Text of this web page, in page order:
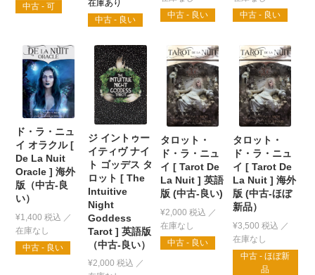
中古 - 可
中古 - 良い 中古 - 良い 中古 - 良い
ド・ラ・ニュ
イ オラクル [
De La Nuit
Oracle ] 海外
版（中古-良
い）
¥1,400 税込
中古 - 良い
ジ イントゥー
イティヴ ナイ
ト ゴッデス タ
ロット [ The
Intuitive
Night
Goddess
Tarot ] 英語版
（中古-良い）
¥2,000 税込
タロット・
ド・ラ・ニュ
イ [ Tarot De
La Nuit ] 英語
版 (中古-良い)
¥2,000 税込
中古 - 良い
タロット・
ド・ラ・ニュ
イ [ Tarot De
La Nuit ] 海外
版 (中古-ほぼ
新品）
¥3,500 税込
中古 - ほぼ新
品